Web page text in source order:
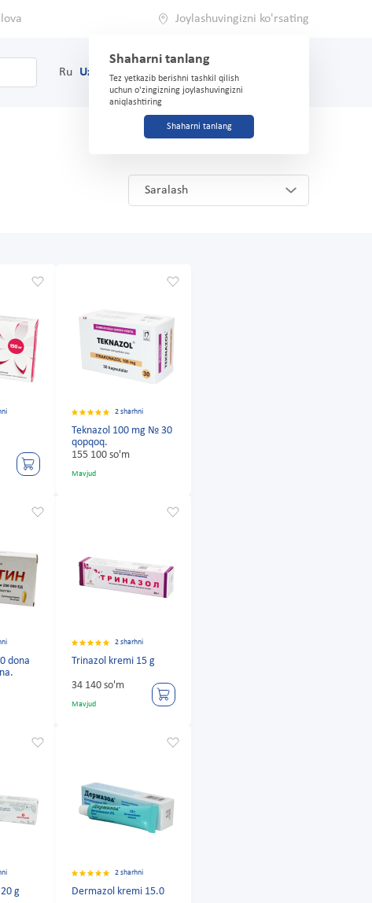
Joylashuvingizni ko'rsating
Shaharni tanlang
Tez yetkazib berishni tashkil qilish
uchun o'zingizning joylashuvingizni
aniqlashtiring
Shaharni tanlang
Ru Uz (71) 200-03-03
Saralash
2 sharhni
Teknazol 100 mg № 30
qopqoq.
155 100 so'm
Mavjud
dona
2 sharhni
Trinazol kremi 15 g
34 140 so'm
Mavjud
g
2 sharhni
Dermazol kremi 15.0